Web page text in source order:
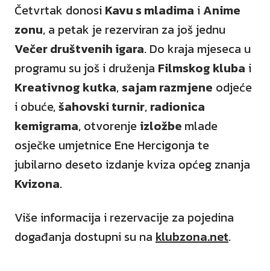
Četvrtak donosi Kavu s mladima iAnime
zonu, a petak je rezerviran za još jednu
Večer društvenih igara. Do kraja mjeseca u
programu su još i druženja Filmskog kluba i
Kreativnog kutka, sajam razmjene odjeće
i obuće,šahovski turnir, radionica
kemigrama, otvorenje izložbe mlade
osječke umjetnice Ene Hercigonja te
jubilarno deseto izdanje kviza općeg znanja
Kvizona.
Više informacija i rezervacije za pojedina
događanja dostupni su na klubzona.net.